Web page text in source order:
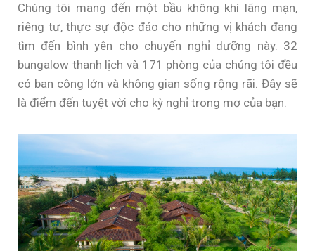
Chúng tôi mang đến một bầu không khí lãng mạn,
riêng tư, thực sự độc đáo cho những vị khách đang
tìm đến bình yên cho chuyến nghỉ dưỡng này. 32
bungalow thanh lịch và 171 phòng của chúng tôi đều
có ban công lớn và không gian sống rộng rãi. Đây sẽ
là điểm đến tuyệt vời cho kỳ nghỉ trong mơ của bạn.